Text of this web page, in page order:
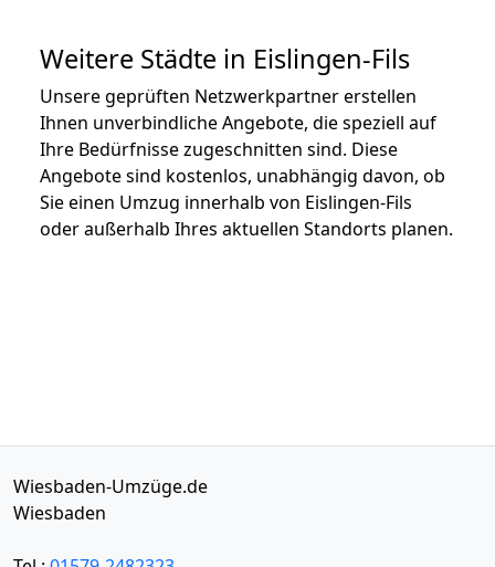
Weitere Städte in Eislingen-Fils
Unsere geprüften Netzwerkpartner erstellen
Ihnen unverbindliche Angebote, die speziell auf
Ihre Bedürfnisse zugeschnitten sind. Diese
Angebote sind kostenlos, unabhängig davon, ob
Sie einen Umzug innerhalb von Eislingen-Fils
oder außerhalb Ihres aktuellen Standorts planen.
Wiesbaden-Umzüge.de
Wiesbaden